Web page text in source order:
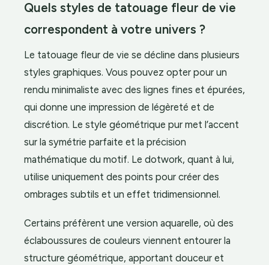
Quels styles de tatouage fleur de vie
correspondent à votre univers ?
Le tatouage fleur de vie se décline dans plusieurs
styles graphiques. Vous pouvez opter pour un
rendu minimaliste avec des lignes fines et épurées,
qui donne une impression de légèreté et de
discrétion. Le style géométrique pur met l’accent
sur la symétrie parfaite et la précision
mathématique du motif. Le dotwork, quant à lui,
utilise uniquement des points pour créer des
ombrages subtils et un effet tridimensionnel.
Certains préfèrent une version aquarelle, où des
éclaboussures de couleurs viennent entourer la
structure géométrique, apportant douceur et